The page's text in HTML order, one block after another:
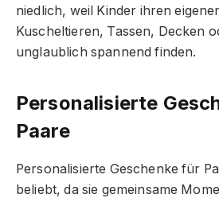
niedlich, weil Kinder ihren
Kuscheltieren, Tassen, Decken
unglaublich spannend finden.
Personalisierte
Paare
Personalisierte Geschenke für
beliebt, da sie gemeinsame